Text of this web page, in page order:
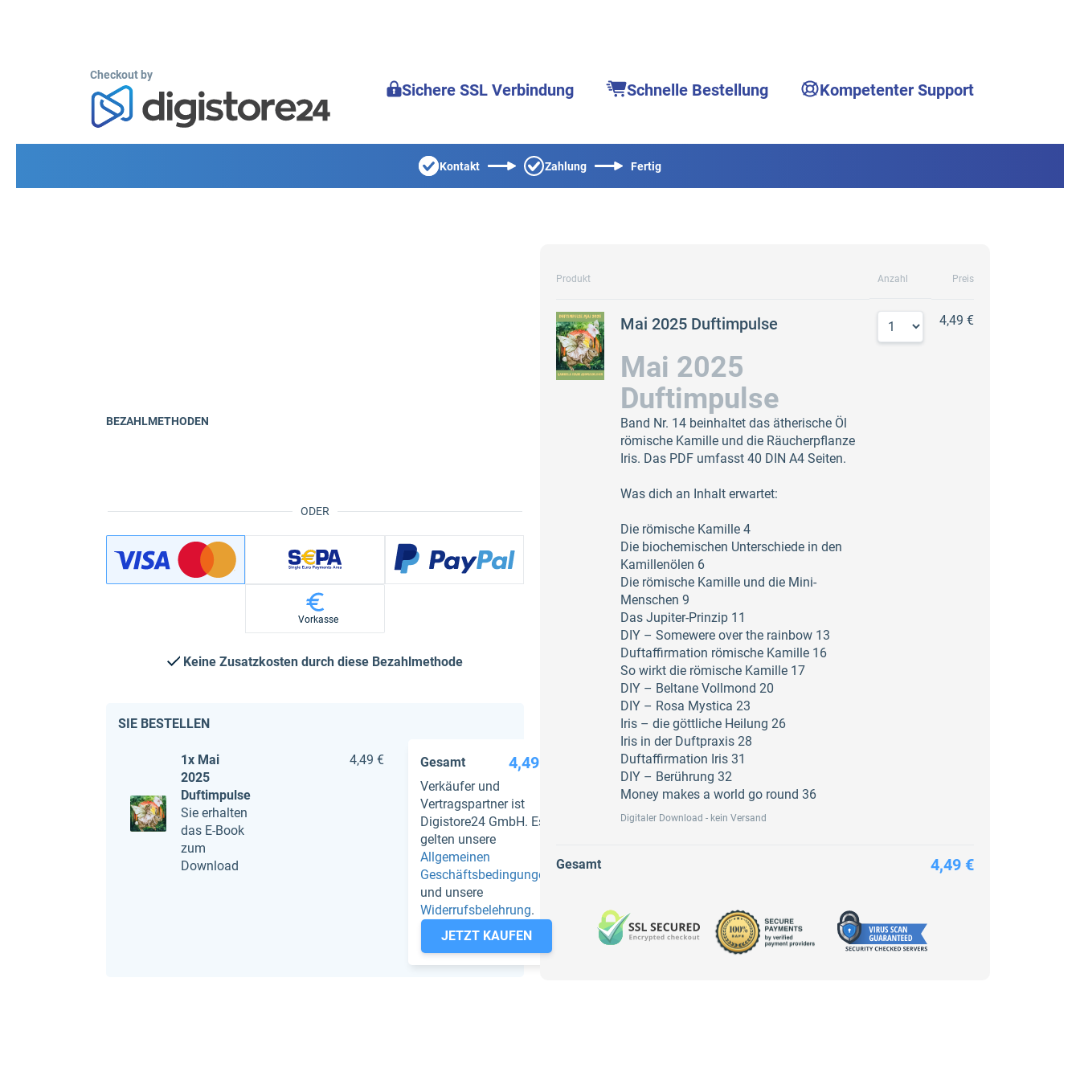
Checkout by
Sichere SSL Verbindung Schnelle Bestellung Kompetenter Support
Kontakt Zahlung Fertig
ODER
BEZAHLMETHODEN
Vorkasse
Keine Zusatzkosten durch diese Bezahlmethode
SIE BESTELLEN
1x Mai
2025
Duftimpulse
Sie erhalten
das E-Book
zum
Download
4,49 € Gesamt 4,49 €
Verkäufer und
Vertragspartner ist
Digistore24 GmbH. Es
gelten unsere
Allgemeinen
Geschäftsbedingungen
und unsere
Widerrufsbelehrung.
JETZT KAUFEN
Produkt Anzahl Preis
Mai 2025 Duftimpulse
Mai 2025
Duftimpulse
Band Nr. 14 beinhaltet das ätherische Öl
römische Kamille und die Räucherpflanze
Iris. Das PDF umfasst 40 DIN A4 Seiten.
Was dich an Inhalt erwartet:
Die römische Kamille 4
Die biochemischen Unterschiede in den
Kamillenölen 6
Die römische Kamille und die Mini-
Menschen 9
Das Jupiter-Prinzip 11
DIY – Somewere over the rainbow 13
Duftaffirmation römische Kamille 16
So wirkt die römische Kamille 17
DIY – Beltane Vollmond 20
DIY – Rosa Mystica 23
Iris – die göttliche Heilung 26
Iris in der Duftpraxis 28
Duftaffirmation Iris 31
DIY – Berührung 32
Money makes a world go round 36
Digitaler Download - kein Versand
4,49 €
Gesamt 4,49 €